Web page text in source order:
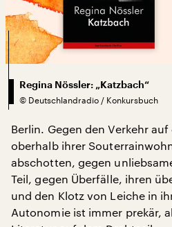
Regina Nössler: „Katzbach“
© Deutschlandradio / Konkursbuch
Berlin. Gegen den Verkehr
oberhalb ihrer
abschotten, gegen
Teil, gegen Überfälle, ihren
und den Klotz von Leiche in
Autonomie ist immer prekär,